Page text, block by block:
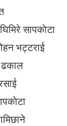
सापकाेटा
भट्टराई
ढकाल